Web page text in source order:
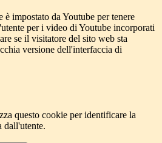
è impostato da Youtube per tenere
per i video di Youtube incorporati
se il visitatore del sito web sta
versione dell'interfaccia di
questo cookie per identificare la
dall'utente.